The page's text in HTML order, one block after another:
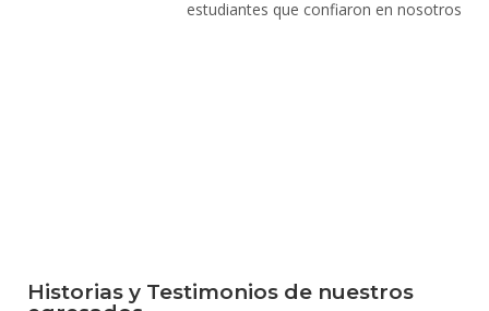
estudiantes que confiaron en nosotros
Historias y Testimonios de nuestros